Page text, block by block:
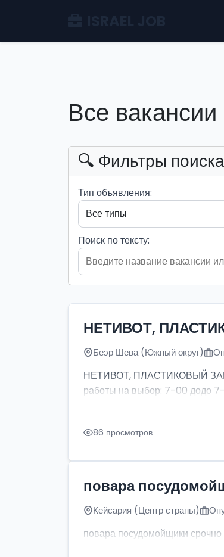
Все
🔍 Фильтры
Тип объявления:
Поиск по тексту:
НЕТИВОТ,
Беэр Шева (Южный округ)
НЕТИВОТ, ПЛАСТИКОВЫЙ
работы на выбор: 7-00 додо
86 просмотров
повара
Кейсария (Центр страны)
повара посудомойщики срочно